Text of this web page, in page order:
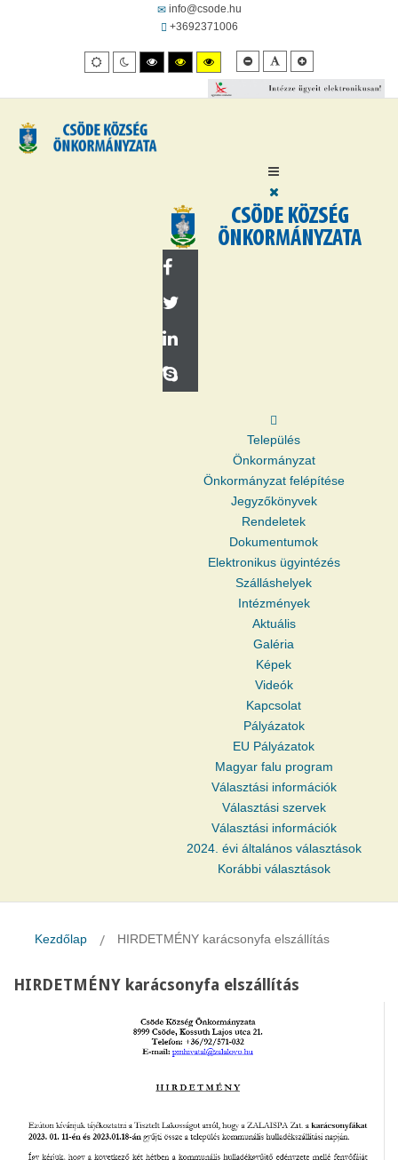
info@csode.hu
+3692371006
Alapértelmezett
mód
Éjszakai
mód
Nagy
felbontású
fekete/fehér
Nagy
felbontásút
fekete/sárga
Nagy
felbontású
sárga/fekete
mód.
Kisebb
betűméret
Alapértelmezett
betűméret
Település
Önkormányzat
Önkormányzat felépítése
Jegyzőkönyvek
Rendeletek
Dokumentumok
Elektronikus ügyintézés
Szálláshelyek
Intézmények
Aktuális
Galéria
Képek
Videók
Kapcsolat
Pályázatok
EU Pályázatok
Magyar falu program
Választási információk
Választási szervek
Választási információk
2024. évi általános választások
Korábbi választások
Kezdőlap HIRDETMÉNY karácsonyfa elszállítás
HIRDETMÉNY karácsonyfa elszállítás